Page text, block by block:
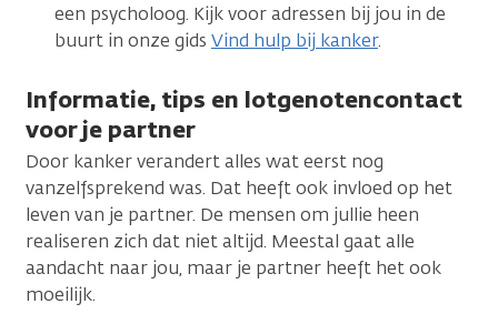
een psycholoog. Kijk voor adressen bij jou in de
buurt in onze gids Vind hulp bij kanker.
Informatie, tips en lotgenotencontact
voor je partner
Door kanker verandert alles wat eerst nog
vanzelfsprekend was. Dat heeft ook invloed op het
leven van je partner. De mensen om jullie heen
realiseren zich dat niet altijd. Meestal gaat alle
aandacht naar jou, maar je partner heeft het ook
moeilijk.